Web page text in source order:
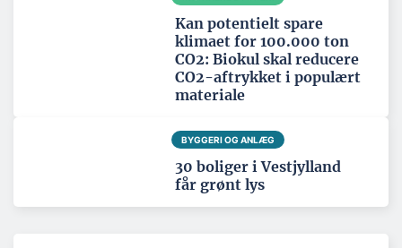
Kan potentielt spare
klimaet for 100.000 ton
CO2: Biokul skal reducere
CO2-aftrykket i populært
materiale
BYGGERI OG ANLÆG
30 boliger i Vestjylland
får grønt lys